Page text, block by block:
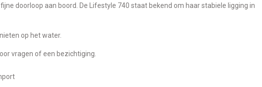
doorloop aan boord. De Lifestyle 740 staat bekend om haar stabiele ligging in
op het water.
vragen of een bezichtiging.